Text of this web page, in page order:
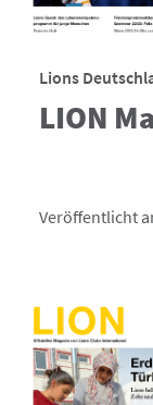
Lions
LION
Veröffentlicht